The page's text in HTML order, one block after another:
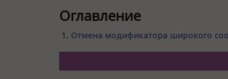
Оглавление
Отмена модификатора широкого